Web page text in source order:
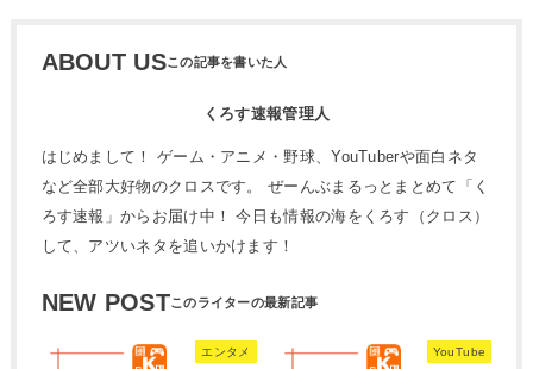
ABOUT US
くろす速報管理人
はじめまして！ ゲーム・アニメ・野球、YouTuberや面白ネタ
など全部大好物のクロスです。 ぜーんぶまるっとまとめて「く
ろす速報」からお届け中！ 今日も情報の海をくろす（クロス）
して、アツいネタを追いかけます！
NEW POST
エンタメ YouTube